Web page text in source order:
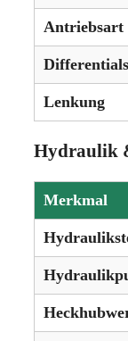
Antriebsart
Lenkung
Hydraulik
Merkmal